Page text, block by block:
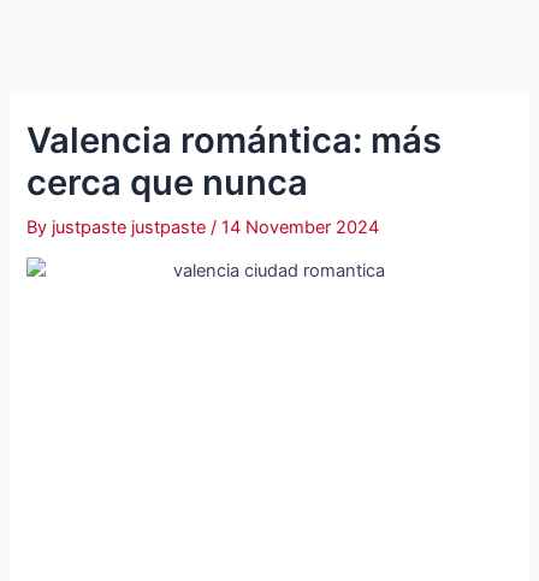
Valencia romántica: más
cerca que nunca
By justpaste justpaste/14 November 2024